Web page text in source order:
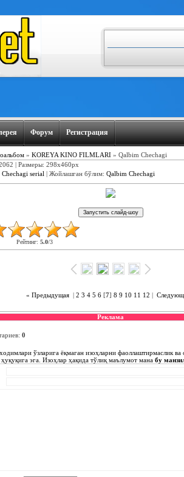
Форум Регистрация
» KOREYA KINO FILMLARI» Qalbim Chechagi
| Размеры: 298x460px
serial Жойлашган бўлим: Qalbim Chechagi
Рейтинг: 5.0/3
« Предыдущая| 2 3 4 5 6[7] 8 9 10 11 12
Реклама
: 0
ўзларига ёқмаган изоҳларни фаоллаштирмаслик
ҳуқуқига эга. Изоҳлар ҳақида тўлиқ маълумот манабу